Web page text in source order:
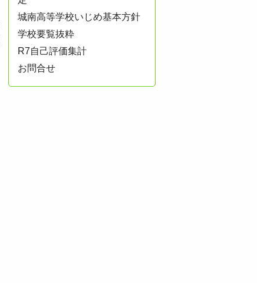
城南高等学校いじめ基本方針
学校要覧抜粋
R7自己評価集計
お問合せ